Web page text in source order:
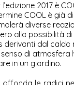
2017 è
COOL è già
diverse
alla possibilità
derivanti dal caldo
senso di
in un giardino.
affonda le radici